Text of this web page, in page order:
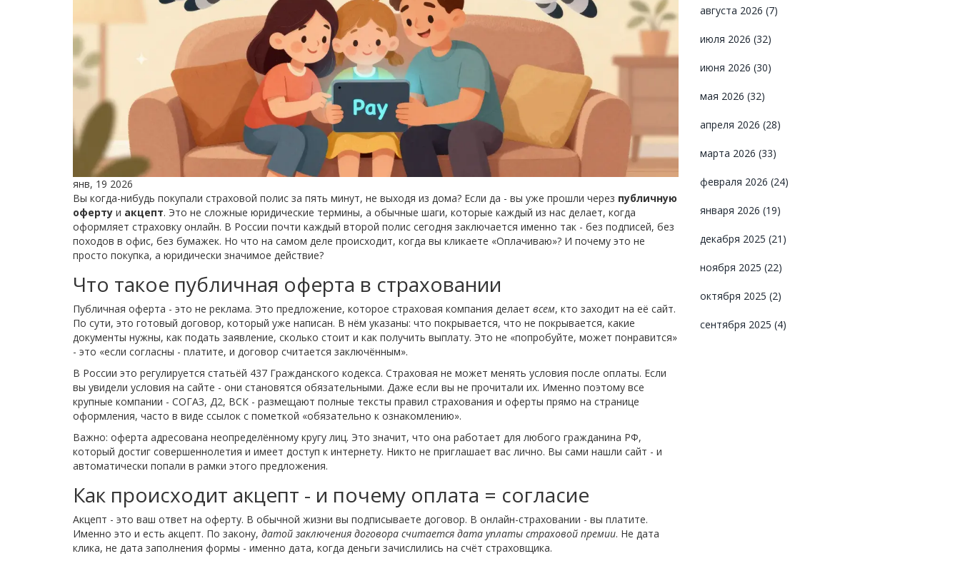
янв, 19 2026
Вы когда-нибудь покупали страховой полис за пять минут, не выходя из дома? Если да - вы уже прошли через публичную
оферту и акцепт. Это не сложные юридические термины, а обычные шаги, которые каждый из нас делает, когда
оформляет страховку онлайн. В России почти каждый второй полис сегодня заключается именно так - без подписей, без
походов в офис, без бумажек. Но что на самом деле происходит, когда вы кликаете «Оплачиваю»? И почему это не
просто покупка, а юридически значимое действие?
Что такое публичная оферта в страховании
Публичная оферта - это не реклама. Это предложение, которое страховая компания делает всем, кто заходит на её сайт.
По сути, это готовый договор, который уже написан. В нём указаны: что покрывается, что не покрывается, какие
документы нужны, как подать заявление, сколько стоит и как получить выплату. Это не «попробуйте, может понравится»
- это «если согласны - платите, и договор считается заключённым».
В России это регулируется статьёй 437 Гражданского кодекса. Страховая не может менять условия после оплаты. Если
вы увидели условия на сайте - они становятся обязательными. Даже если вы не прочитали их. Именно поэтому все
крупные компании - СОГАЗ, Д2, ВСК - размещают полные тексты правил страхования и оферты прямо на странице
оформления, часто в виде ссылок с пометкой «обязательно к ознакомлению».
Важно: оферта адресована неопределённому кругу лиц. Это значит, что она работает для любого гражданина РФ,
который достиг совершеннолетия и имеет доступ к интернету. Никто не приглашает вас лично. Вы сами нашли сайт - и
автоматически попали в рамки этого предложения.
Как происходит акцепт - и почему оплата = согласие
Акцепт - это ваш ответ на оферту. В обычной жизни вы подписываете договор. В онлайн-страховании - вы платите.
Именно это и есть акцепт. По закону, датой заключения договора считается дата уплаты страховой премии. Не дата
клика, не дата заполнения формы - именно дата, когда деньги зачислились на счёт страховщика.
августа 2026 (7)
июля 2026 (32)
июня 2026 (30)
мая 2026 (32)
апреля 2026 (28)
марта 2026 (33)
февраля 2026 (24)
января 2026 (19)
декабря 2025 (21)
ноября 2025 (22)
октября 2025 (2)
сентября 2025 (4)